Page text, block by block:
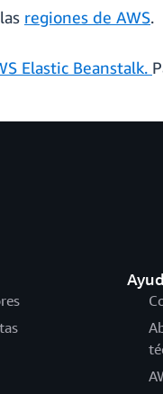
regiones de AWS.
Elastic Beanstalk.